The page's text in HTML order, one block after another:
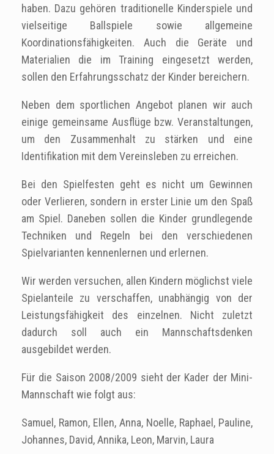
haben. Dazu gehören traditionelle Kinderspiele und
vielseitige Ballspiele sowie allgemeine
Koordinationsfähigkeiten. Auch die Geräte und
Materialien die im Training eingesetzt werden,
sollen den Erfahrungsschatz der Kinder bereichern.
Neben dem sportlichen Angebot planen wir auch
einige gemeinsame Ausflüge bzw. Veranstaltungen,
um den Zusammenhalt zu stärken und eine
Identifikation mit dem Vereinsleben zu erreichen.
Bei den Spielfesten geht es nicht um Gewinnen
oder Verlieren, sondern in erster Linie um den Spaß
am Spiel. Daneben sollen die Kinder grundlegende
Techniken und Regeln bei den verschiedenen
Spielvarianten kennenlernen und erlernen.
Wir werden versuchen, allen Kindern möglichst viele
Spielanteile zu verschaffen, unabhängig von der
Leistungsfähigkeit des einzelnen. Nicht zuletzt
dadurch soll auch ein Mannschaftsdenken
ausgebildet werden.
Für die Saison 2008/2009 sieht der Kader der Mini-
Mannschaft wie folgt aus:
Samuel, Ramon, Ellen, Anna, Noelle, Raphael, Pauline,
Johannes, David, Annika, Leon, Marvin, Laura